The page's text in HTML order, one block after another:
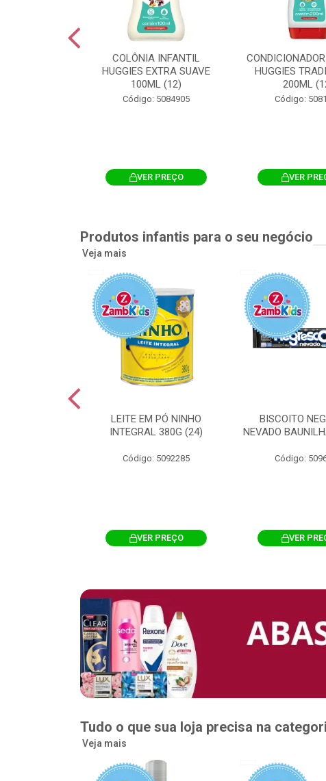
COLÔNIA INFANTIL
HUGGIES EXTRA SUAVE
100ML (12)
Código: 5084905
VER PREÇO
HUGGIES
200ML
Código:
VER
Produtos infantis para o seu negócio
Veja mais
LEITE EM PÓ NINHO
INTEGRAL 380G (24)
Código: 5092285
VER PREÇO
BISCOITO
NEVADO
Código:
VER
Tudo o que sua loja precisa na
Veja mais